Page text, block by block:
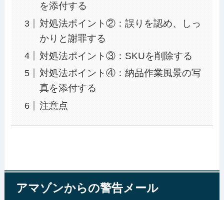
を添付する
対処法ポイント②：誤りを認め、しっ
かりと謝罪する
対処法ポイント③：SKUを削除する
対処法ポイント④：納品作業風景の写
真を添付する
注意点
アマゾンからの警告メール